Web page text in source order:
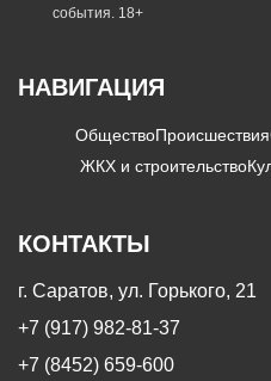
события. 18+
НАВИГАЦИЯ
ОбществоПроисшествия
ЖКХ и строительство
КОНТАКТЫ
г. Саратов, ул. Горького, 21
+7 (917) 982-81-37
+7 (8452) 659-600